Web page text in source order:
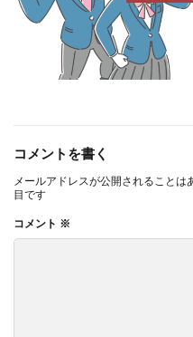
コメントを書く
メールアドレスが公開されることは
目です
コメント ※